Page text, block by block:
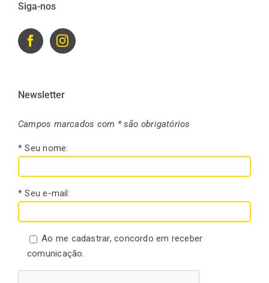
Siga-nos
Newsletter
Campos marcados com * são obrigatórios
* Seu nome:
* Seu e-mail:
Ao me cadastrar, concordo em receber
comunicação.